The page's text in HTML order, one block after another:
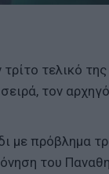
τρίτο τελικό
τον
με πρόβλημα
του